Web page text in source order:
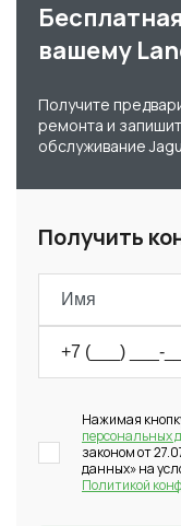
вашему
Получите
ремонта и
обслуживание
Получить
Нажимая
персональных
законом от
данных» на
Политикой